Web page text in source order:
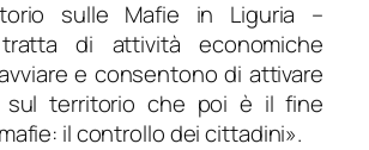
sulle Mafie in Liguria –
di attività economiche
e consentono di attivare
sul territorio che poi è il fine
il controllo dei cittadini».